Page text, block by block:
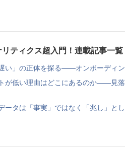
リティクス超入門！連載記事一覧
い」の正体を探る——オンボーディ
が低い理由はどこにあるのか——見
ータは「事実」ではなく「兆し」